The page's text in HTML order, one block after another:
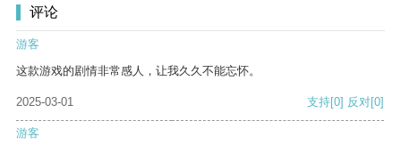
评论
游客
这款游戏的剧情非常感人，让我久久不能忘怀。
2025-03-01 支持[0] 反对[0]
游客